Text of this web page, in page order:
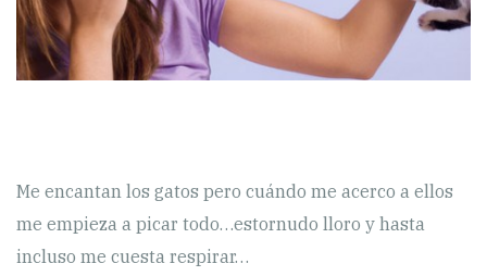
Me encantan los gatos pero cuándo me acerco a ellos
me empieza a picar todo…estornudo lloro y hasta
incluso me cuesta respirar…